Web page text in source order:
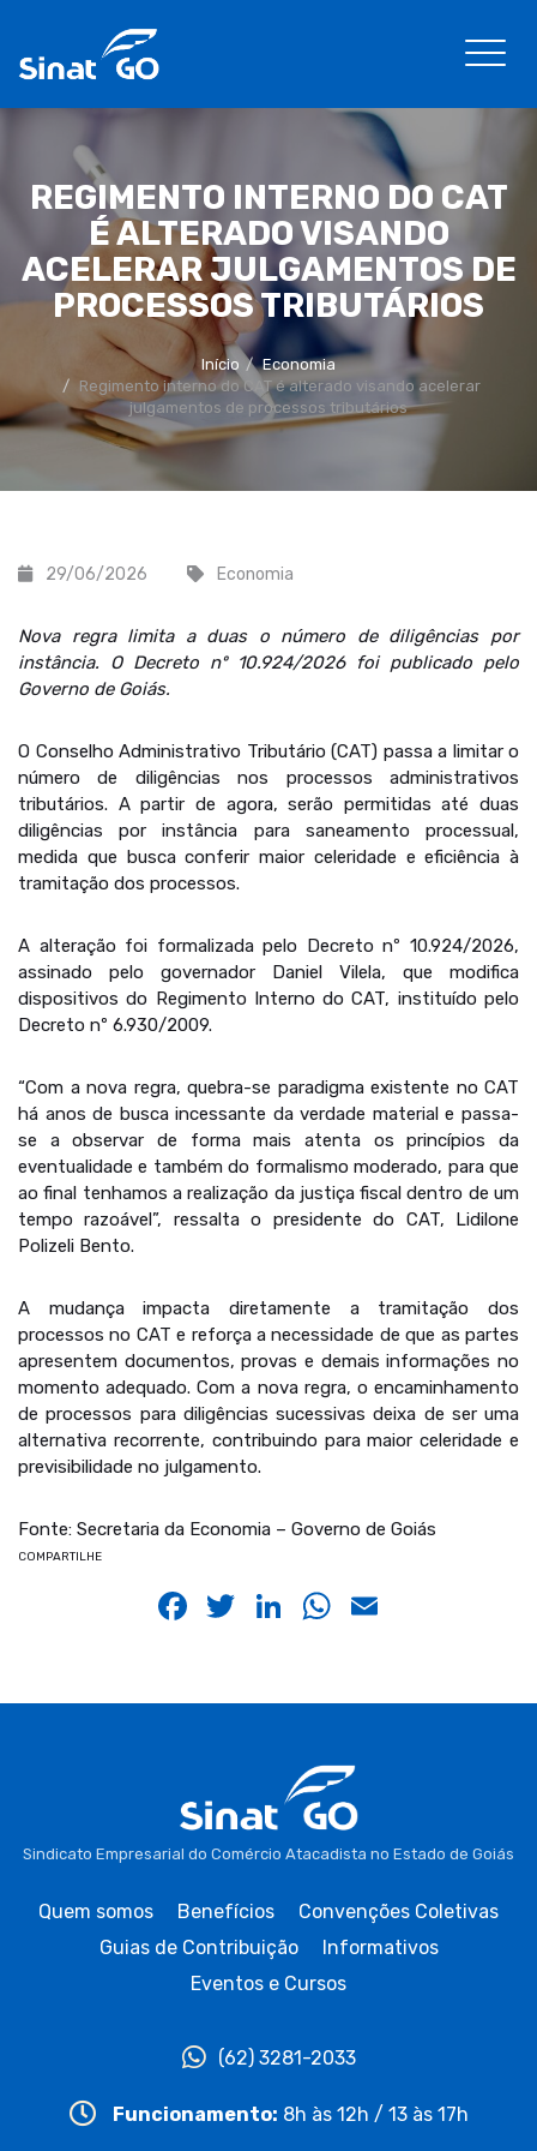
REGIMENTO INTERNO DO CAT
É ALTERADO VISANDO
ACELERAR JULGAMENTOS DE
PROCESSOS TRIBUTÁRIOS
Início
Economia
Regimento interno do CAT é alterado visando acelerar
julgamentos de processos tributários
29/06/2026 Economia
Nova regra limita a duas o número de diligências por
instância. O Decreto nº 10.924/2026 foi publicado pelo
Governo de Goiás.
O Conselho Administrativo Tributário (CAT) passa a limitar o
número de diligências nos processos administrativos
tributários. A partir de agora, serão permitidas até duas
diligências por instância para saneamento processual,
medida que busca conferir maior celeridade e eficiência à
tramitação dos processos.
A alteração foi formalizada pelo Decreto nº 10.924/2026,
assinado pelo governador Daniel Vilela, que modifica
dispositivos do Regimento Interno do CAT, instituído pelo
Decreto nº 6.930/2009.
“Com a nova regra, quebra-se paradigma existente no CAT
há anos de busca incessante da verdade material e passa-
se a observar de forma mais atenta os princípios da
eventualidade e também do formalismo moderado, para que
ao final tenhamos a realização da justiça fiscal dentro de um
tempo razoável”, ressalta o presidente do CAT, Lidilone
Polizeli Bento.
A mudança impacta diretamente a tramitação dos
processos no CAT e reforça a necessidade de que as partes
apresentem documentos, provas e demais informações no
momento adequado. Com a nova regra, o encaminhamento
de processos para diligências sucessivas deixa de ser uma
alternativa recorrente, contribuindo para maior celeridade e
previsibilidade no julgamento.
Fonte: Secretaria da Economia – Governo de Goiás
COMPARTILHE
Facebook
Twitter
LinkedIn
WhatsApp
Sindicato Empresarial do Comércio Atacadista no Estado de Goiás
Quem somos Benefícios
Convenções Coletivas
Guias de Contribuição
Informativos
Eventos e Cursos
(62) 3281-2033
Funcionamento: 8h às 12h / 13 às 17h